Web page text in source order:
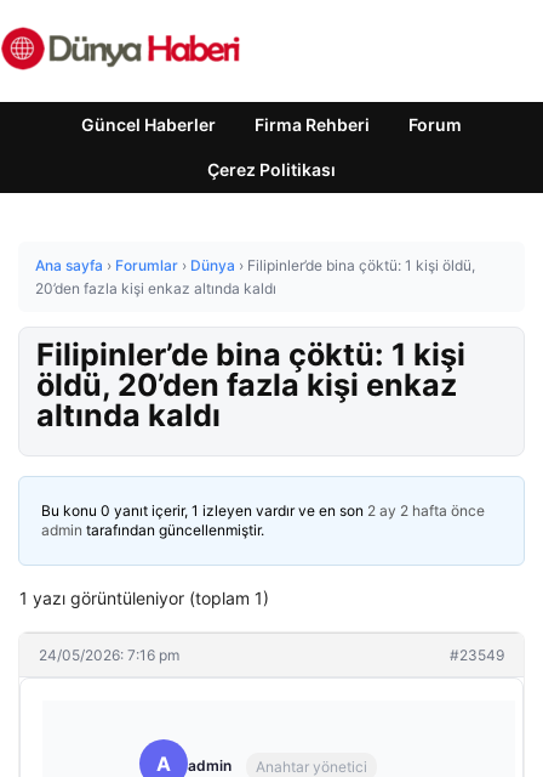
Güncel Haberler Firma Rehberi Forum
Çerez Politikası
Ana sayfa › Forumlar › Dünya › Filipinler’de bina çöktü: 1 kişi öldü,
20’den fazla kişi enkaz altında kaldı
Filipinler’de bina çöktü: 1 kişi
öldü, 20’den fazla kişi enkaz
altında kaldı
Bu konu 0 yanıt içerir, 1 izleyen vardır ve en son 2 ay 2 hafta önce
admin tarafından güncellenmiştir.
1 yazı görüntüleniyor (toplam 1)
24/05/2026: 7:16 pm #23549
A admin Anahtar yönetici